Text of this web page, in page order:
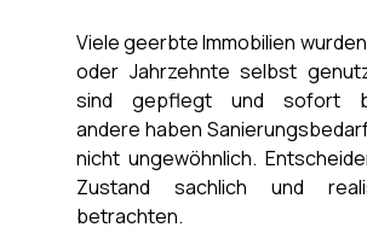
Viele geerbte Immobilien
oder Jahrzehnte selbst
sind gepflegt und sofort
andere haben
nicht ungewöhnlich.
Zustand sachlich und
betrachten.